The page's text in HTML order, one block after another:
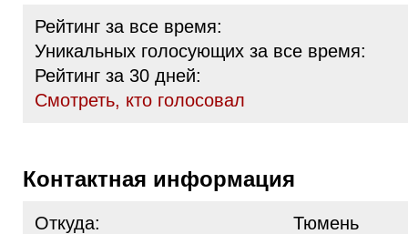
Рейтинг за все время:
Уникальных голосующих за все время:
Рейтинг за 30 дней:
Cмотреть, кто голосовал
Контактная информация
Откуда:
Тюмень